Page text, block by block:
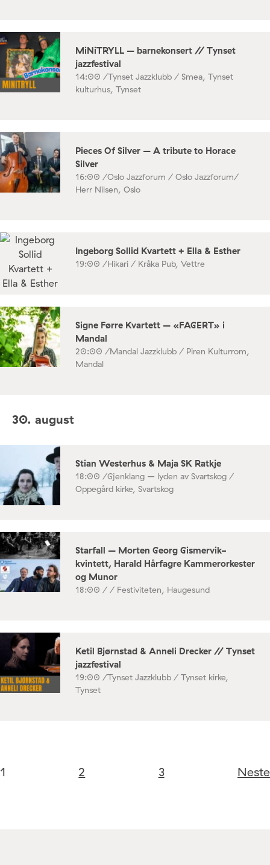
MiNiTRYLL – barnekonsert // Tynset
jazzfestival
14:00 /Tynset Jazzklubb / Smea, Tynset
kulturhus, Tynset
Pieces Of Silver – A tribute to Horace
Silver
16:00 /Oslo Jazzforum / Oslo Jazzforum/
Herr Nilsen, Oslo
Ingeborg Sollid Kvartett + Ella & Esther
19:00 /Hikari / Kråka Pub, Vettre
Signe Førre Kvartett – «FAGERT» i
Mandal
20:00 /Mandal Jazzklubb / Piren Kulturrom,
Mandal
30. august
Stian Westerhus & Maja SK Ratkje
18:00 /Gjenklang – lyden av Svartskog /
Oppegård kirke, Svartskog
Starfall – Morten Georg Gismervik-
kvintett, Harald Hårfagre Kammerorkester
og Munor
18:00 / / Festiviteten, Haugesund
Ketil Bjørnstad & Anneli Drecker // Tynset
jazzfestival
19:00 /Tynset Jazzklubb / Tynset kirke,
Tynset
1 2 3 Neste